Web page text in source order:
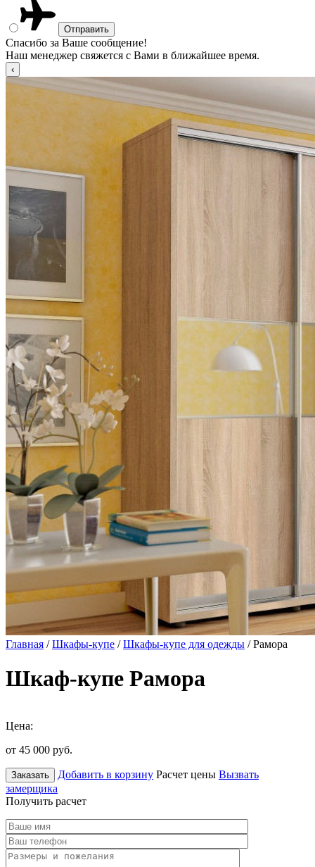
Спасибо за Ваше сообщение!
Наш менеджер свяжется с Вами в ближайшее время.
Главная /Шкафы-купе /Шкафы-купе для одежды / Рамора
Шкаф-купе Рамора
Цена:
от 45 000 руб.
Заказать Добавить в корзину Расчет цены Вызвать
замерщика
Получить расчет